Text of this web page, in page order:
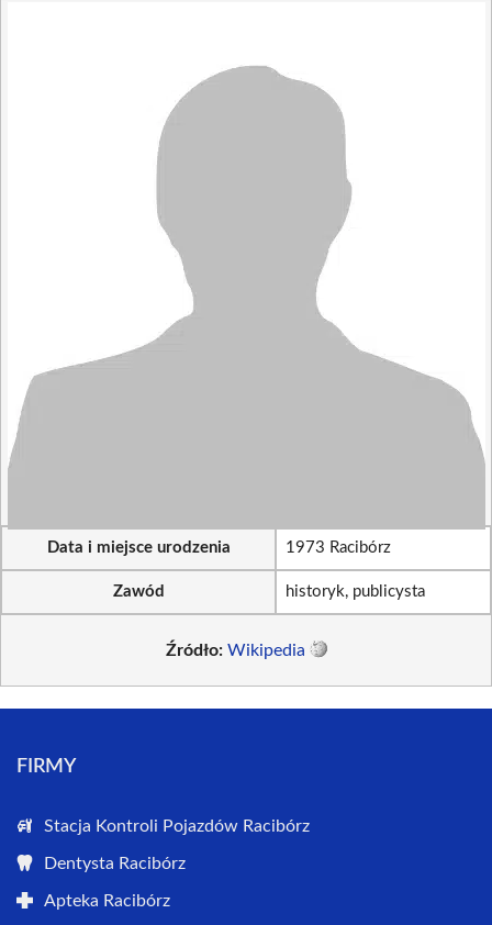
Data i miejsce urodzenia 1973 Racibórz
Zawód historyk, publicysta
Źródło: Wikipedia
FIRMY
Stacja Kontroli Pojazdów Racibórz
Dentysta Racibórz
Apteka Racibórz